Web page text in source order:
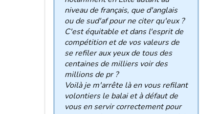
niveau de français, que d'anglais
ou de sud'af pour ne citer qu'eux ?
C'est équitable et dans l'esprit de
compétition et de vos valeurs de
se refiler aux yeux de tous des
centaines de milliers voir des
millions de pr ?
Voilà je m'arrête là en vous refilant
volontiers le balai et à défaut de
vous en servir correctement pour